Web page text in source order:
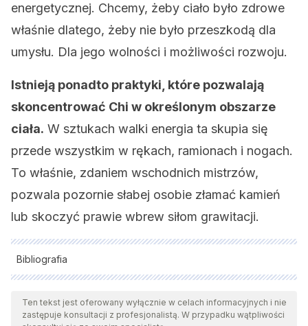
energetycznej. Chcemy, żeby ciało było zdrowe
właśnie dlatego, żeby nie było przeszkodą dla
umysłu. Dla jego wolności i możliwości rozwoju.
Istnieją ponadto praktyki, które pozwalają
skoncentrować Chi w określonym obszarze
ciała. W sztukach walki energia ta skupia się
przede wszystkim w rękach, ramionach i nogach.
To właśnie, zdaniem wschodnich mistrzów,
pozwala pozornie słabej osobie złamać kamień
lub skoczyć prawie wbrew siłom grawitacji.
Bibliografia
Wszystkie cytowane źródła zostały gruntownie
przeanalizowane przez nasz zespół w celu zapewnienia ich
jakości, wiarygodności, aktualności i ważności. Bibliografia
Ten tekst jest oferowany wyłącznie w celach informacyjnych i nie
zastępuje konsultacji z profesjonalistą. W przypadku wątpliwości